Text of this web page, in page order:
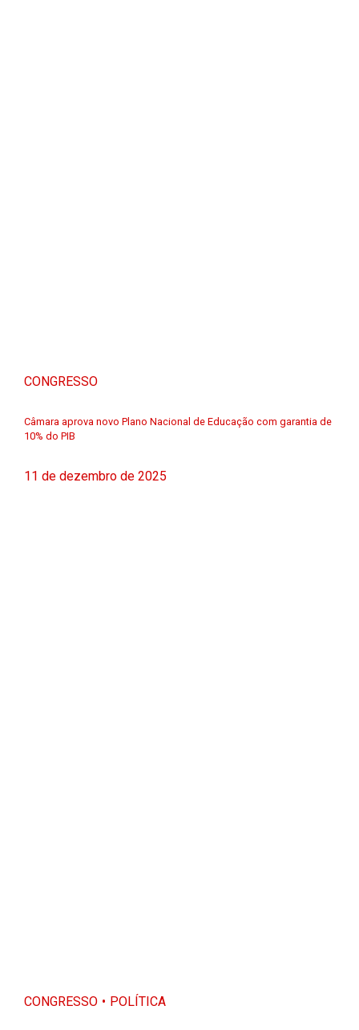
CONGRESSO
Câmara aprova novo Plano Nacional de Educação com garantia de
10% do PIB
11 de dezembro de 2025
CONGRESSO POLÍTICA